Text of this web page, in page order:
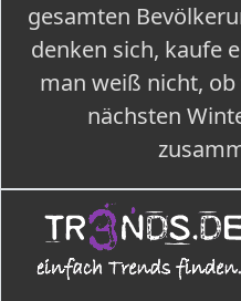
gesamten
denken sich, kaufe
man weiß nicht,
nächsten